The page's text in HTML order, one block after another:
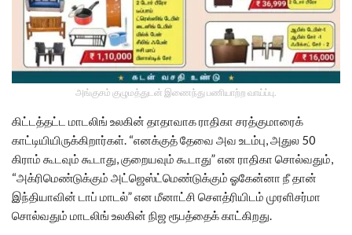
அங்குசம் குழுமத்துடன் இணைந்து பணியாற்ற வாய்ப்பு.
கிட்டத்தட்ட மாடலிங் உலகின் தாதாவாக ராதிகா சரத்குமாரைக்
காட்டியியிருக்கிறார்கள். “எனக்குத் தேவை அவ உடம்பு, அதுல 50
கிராம் கூடவும் கூடாது, குறையவும் கூடாது” என ராதிகா சொல்வதும்,
“அக்ரிமெண்டுக்கும் அட்ஜெஸ்ட்மெண்டுக்கும் ஓகேன்னா நீ தான்
இந்தியாவின் டாப் மாடல்” என மீனாட்சி செளத்ரியிடம் முரளிசர்மா
சொல்வதும் மாடலிங் உலகின் நிஜ ரூபத்தைக் காட்கிறது.